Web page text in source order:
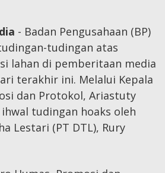
"; }
- Badan Pengusahaan (BP)
tudingan atas
lahan di pemberitaan media
terakhir ini. Melalui Kepala
dan Protokol, Ariastuty
tudingan hoaks oleh
Lestari (PT DTL), Rury